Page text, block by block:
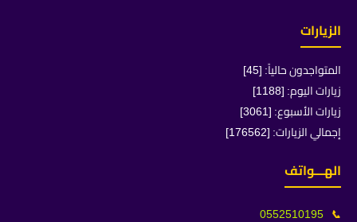
الزيارات
المتواجدون حالياً: [45]
زيارات اليوم: [1188]
زيارات الأسبوع: [3061]
إجمالي الزيارات: [176562]
الهـــواتف
📞
0552510195